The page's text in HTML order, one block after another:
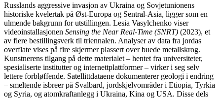
Russlands aggressive invasjon av Ukraina og Sovjetunionens
historiske kvelertak på Øst-Europa og Sentral-Asia, ligger som en
ulmende bakgrunn for utstillingen. Lesia Vasylchenko viser
videoinstallasjonen Sensing the Near Real-Time (SNRT) (2023), et
av flere bestillingsverk til triennalen. Analyser av data fra jordas
overflate vises på fire skjermer plassert over buede metallskrog.
Kunstnerens tilgang på dette materialet – hentet fra universiteter,
spesialiserte institutter og internettplattformer – virker i seg selv
lettere forbløffende. Satellittdataene dokumenterer geologi i endring
– smeltende isbreer på Svalbard, jordskjelvområder i Etiopia, Tyrkia
og Syria, og atomkraftanlegg i Ukraina, Kina og USA. Disse dels